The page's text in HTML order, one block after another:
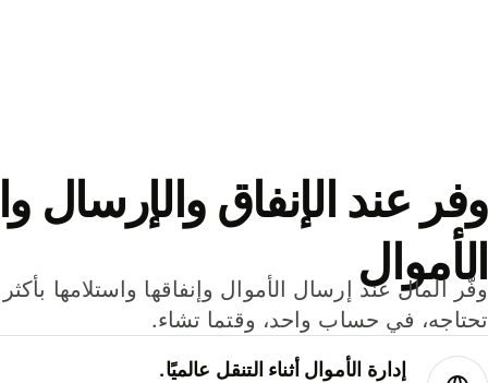
وفر عند الإنفاق والإرسال
الأموال
تحتاجه، في حساب واحد، وقتما تشاء.
إدارة الأموال أثناء التنقل عالميًا.